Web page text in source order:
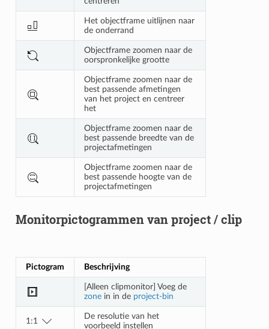
Het objectframe uitlijnen naar
de onderrand
Objectframe zoomen naar de
oorspronkelijke grootte
Objectframe zoomen naar de
best passende afmetingen
van het project en centreer
het
Objectframe zoomen naar de
best passende breedte van de
projectafmetingen
Objectframe zoomen naar de
best passende hoogte van de
projectafmetingen
Monitorpictogrammen van project / clip
Pictogram Beschrijving
[Alleen clipmonitor] Voeg de
zonein in de project-bin
1:1
De resolutie van het
voorbeeld instellen